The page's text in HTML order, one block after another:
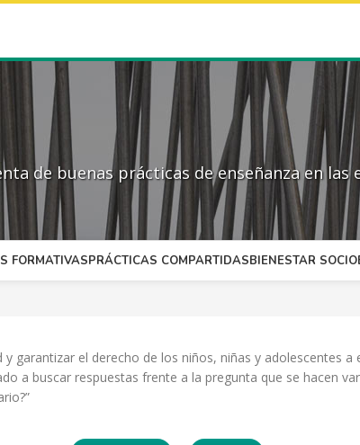
de buenas prácticas de enseñanza en las
FORMATIVASPRÁCTICAS COMPARTIDASBIENESTAR
garantizar el derecho de los niños, niñas y adolescentes
a buscar respuestas frente a la pregunta que se hacen